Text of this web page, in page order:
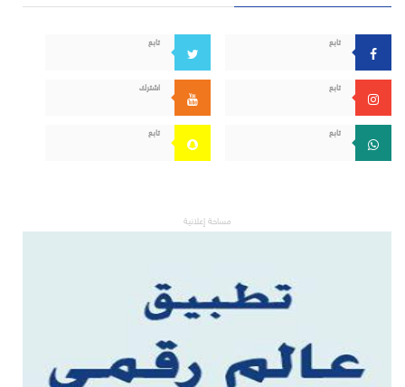
تابع تابع
تابع اشترك
تابع تابع
مساحة إعلانية